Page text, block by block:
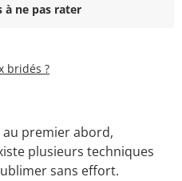
à ne pas rater
bridés ?
premier abord,
plusieurs techniques
sans effort.